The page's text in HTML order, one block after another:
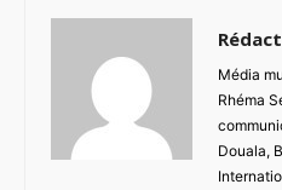
Média
Rhéma
Douala,